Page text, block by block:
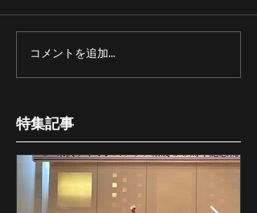
特集記事
コメントを追加…